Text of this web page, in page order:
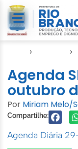
› ›
Agenda
outubro
Por Miriam Melo/
Compartilhe:
Agenda Diária